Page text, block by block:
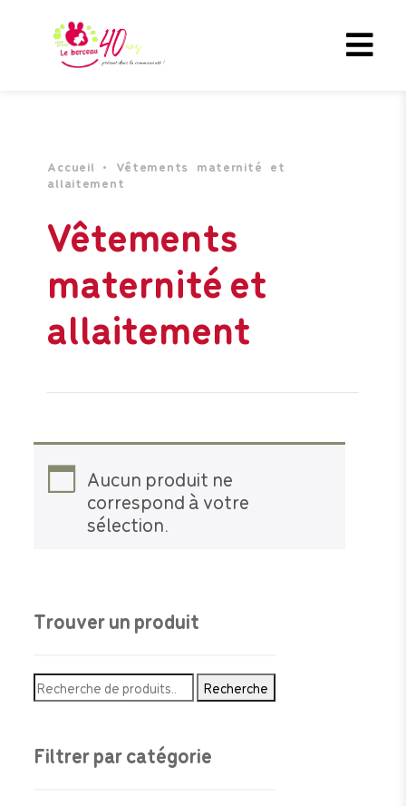
Accueil • Vêtements maternité et
allaitement
Vêtements
maternité et
allaitement
Aucun produit ne
correspond à votre
sélection.
Trouver un produit
Recherche
pour :
Recherche
Filtrer par catégorie